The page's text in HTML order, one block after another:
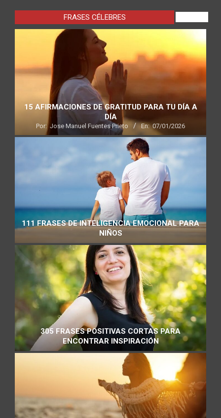
FRASES CÉLEBRES
15 AFIRMACIONES DE GRATITUD PARA TU DÍA A
DÍA
Por: Jose Manuel Fuentes Prieto En: 07/01/2026
111 FRASES DE INTELIGENCIA EMOCIONAL PARA
NIÑOS
305 FRASES POSITIVAS CORTAS PARA
ENCONTRAR INSPIRACIÓN